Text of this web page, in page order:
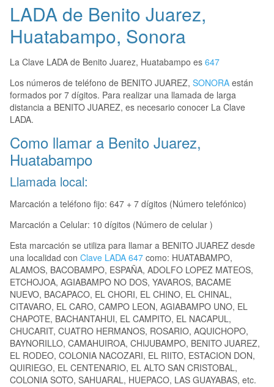
LADA de Benito Juarez,
Huatabampo, Sonora
La Clave LADA de Benito Juarez, Huatabampo es 647
Los números de teléfono de BENITO JUAREZ, SONORA están
formados por 7 dígitos. Para realizar una llamada de larga
distancia a BENITO JUAREZ, es necesario conocer La Clave
LADA.
Como llamar a Benito Juarez,
Huatabampo
Llamada local:
Marcación a teléfono fijo: 647 + 7 dígitos (Número telefónico)
Marcación a Celular: 10 dígitos (Número de celular )
Esta marcación se utiliza para llamar a BENITO JUAREZ desde
una localidad con Clave LADA 647 como: HUATABAMPO,
ALAMOS, BACOBAMPO, ESPAÑA, ADOLFO LOPEZ MATEOS,
ETCHOJOA, AGIABAMPO NO DOS, YAVAROS, BACAME
NUEVO, BACAPACO, EL CHORI, EL CHINO, EL CHINAL,
CITAVARO, EL CARO, CAMPO LEON, AGIABAMPO UNO, EL
CHAPOTE, BACHANTAHUI, EL CAMPITO, EL NACAPUL,
CHUCARIT, CUATRO HERMANOS, ROSARIO, AQUICHOPO,
BAYNORILLO, CAMAHUIROA, CHIJUBAMPO, BENITO JUAREZ,
EL RODEO, COLONIA NACOZARI, EL RIITO, ESTACION DON,
QUIRIEGO, EL CENTENARIO, EL ALTO SAN CRISTOBAL,
COLONIA SOTO, SAHUARAL, HUEPACO, LAS GUAYABAS, etc.